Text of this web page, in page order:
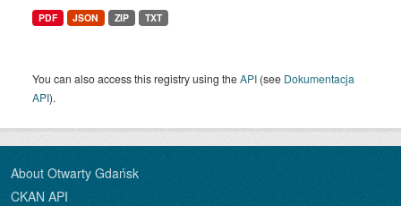
PDF JSON ZIP TXT
You can also access this registry using theAPI (see Dokumentacja
API).
About Otwarty Gdańsk
CKAN API